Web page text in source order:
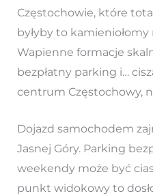
Częstochowie, które
byłyby to kamieniołomy
Wapienne formacje
bezpłatny parking i…
centrum Częstochowy,
Dojazd samochodem
Jasnej Góry. Parking
weekendy może być
punkt widokowy to